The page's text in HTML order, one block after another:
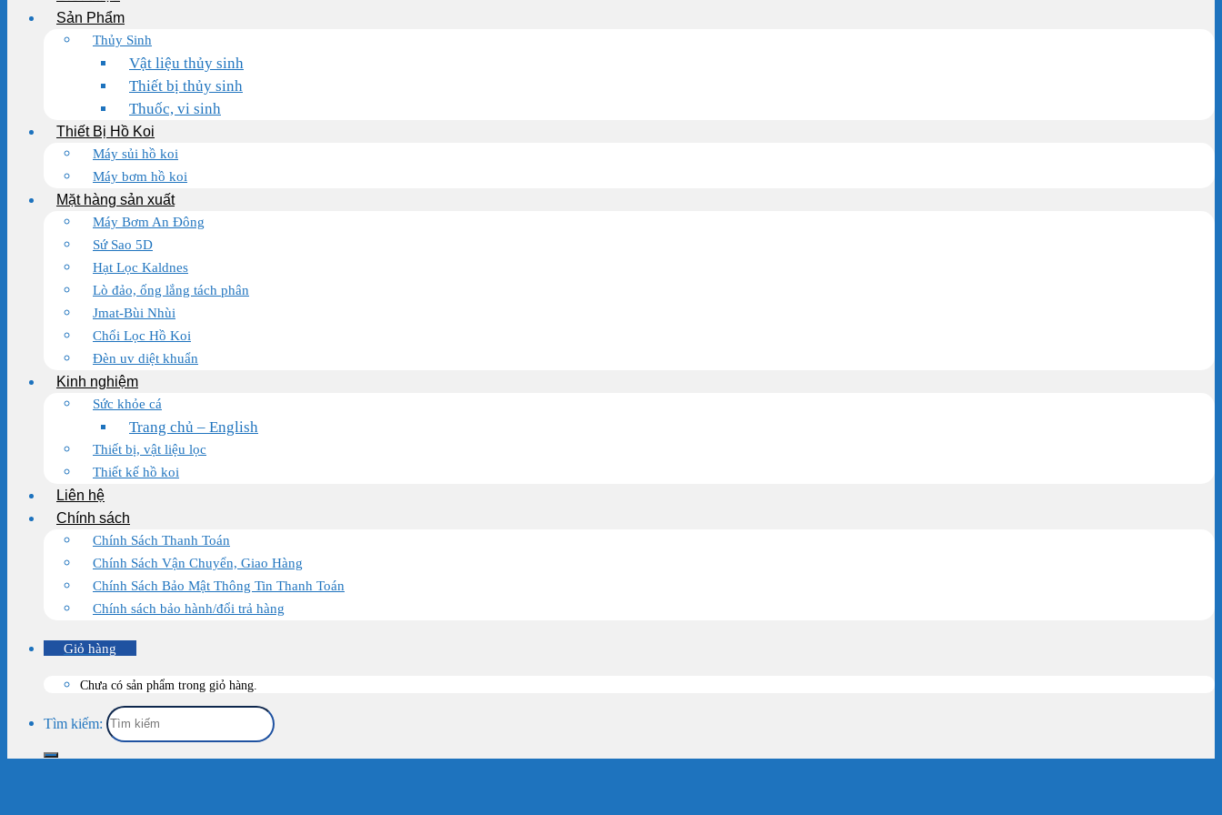
Sản Phẩm
Thủy Sinh
Vật liệu thủy sinh
Thiết bị thủy sinh
Thuốc, vi sinh
Thiết Bị Hồ Koi
Máy sủi hồ koi
Máy bơm hồ koi
Mặt hàng sản xuất
Máy Bơm An Đông
Sứ Sao 5D
Hạt Lọc Kaldnes
Lò đảo, ống lắng tách phân
Jmat-Bùi Nhùi
Chổi Lọc Hồ Koi
Đèn uv diệt khuẩn
Kinh nghiệm
Sức khỏe cá
Trang chủ – English
Thiết bị, vật liệu lọc
Thiết kế hồ koi
Liên hệ
Chính sách
Chính Sách Thanh Toán
Chính Sách Vận Chuyển, Giao Hàng
Chính Sách Bảo Mật Thông Tin Thanh Toán
Chính sách bảo hành/đổi trả hàng
Giỏ hàng
Chưa có sản phẩm trong giỏ hàng.
Tìm kiếm: